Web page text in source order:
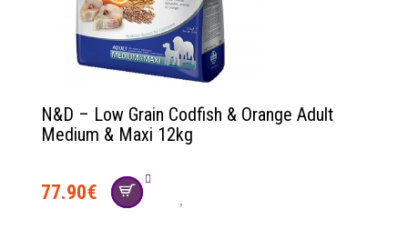
N&D – Low Grain Codfish & Orange Adult
Medium & Maxi 12kg
77.90€